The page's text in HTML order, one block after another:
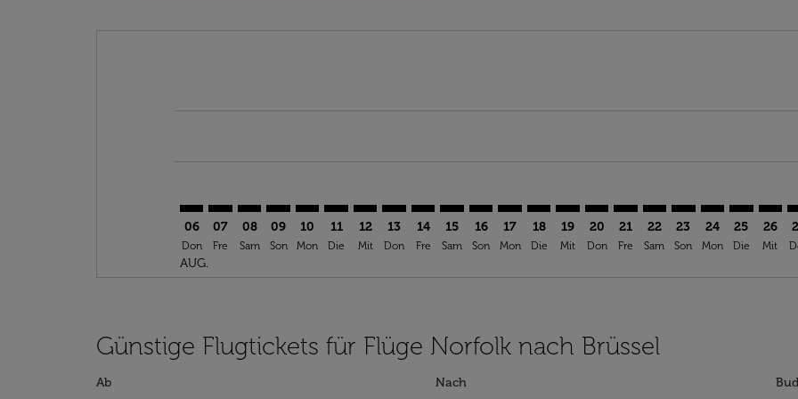
06
Don
AUG.
07
Fre
08
Sam
09
Son
10
Mon
11
Die
12
Mit
13
Don
14
Fre
15
Sam
16
Son
17
Mon
18
Die
19
Mit
ORF–BRU: cmp-view-offers-
20
Don
ORF–BRU: cmp-view-
21
Fre
ORF–BRU: cmp-view-
22
Sam
ORF–BRU: cmp-
23
Son
ORF–BRU:
24
Mon
25
Die
26
Mit
Günstige Flugtickets für Flüge Norfolk nach Brüssel
Ab Nach